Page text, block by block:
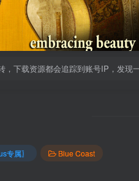
，下载资源都会追踪到账号IP，发现
专属〗 Blue Coast